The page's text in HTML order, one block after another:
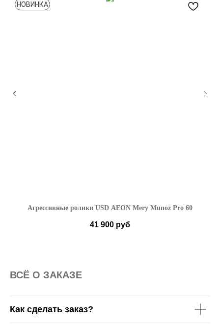
НОВИНКА
Агрессивные ролики USD AEON Mery Munoz Pro 60
41 900 руб
ВСË О ЗАКАЗЕ
Как сделать заказ?